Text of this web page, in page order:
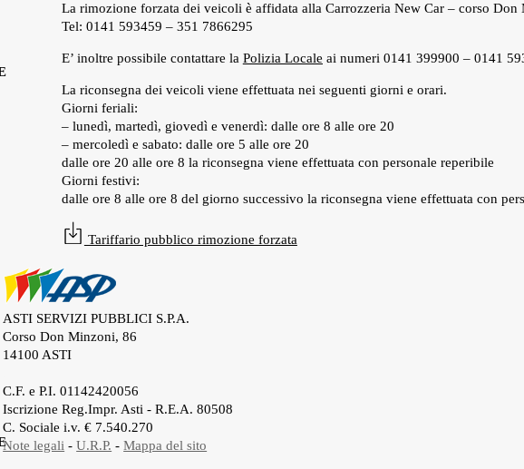
La rimozione forzata dei veicoli è affidata alla Carrozzeria New Car – corso Don
Tel: 0141 593459 – 351 7866295
E’ inoltre possibile contattare la Polizia Locale ai numeri 0141 399900 – 0141
La riconsegna dei veicoli viene effettuata nei seguenti giorni e orari.
Giorni feriali:
– lunedì, martedì, giovedì e venerdì: dalle ore 8 alle ore 20
– mercoledì e sabato: dalle ore 5 alle ore 20
dalle ore 20 alle ore 8 la riconsegna viene effettuata con personale reperibile
Giorni festivi:
dalle ore 8 alle ore 8 del giorno successivo la riconsegna viene effettuata con
Tariffario pubblico rimozione forzata
ASTI SERVIZI PUBBLICI S.P.A.
Corso Don Minzoni, 86
14100 ASTI
C.F. e P.I. 01142420056
Iscrizione Reg.Impr. Asti - R.E.A. 80508
C. Sociale i.v. € 7.540.270
Note legali -U.R.P. -Mappa del sito